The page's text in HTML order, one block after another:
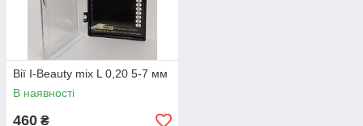
Вії I-Beauty mix L 0,20 5-7 мм
В наявності
460 ₴